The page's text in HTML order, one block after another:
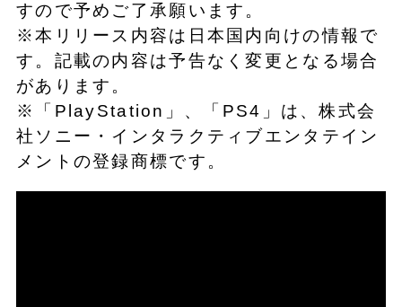
すので予めご了承願います。
※本リリース内容は日本国内向けの情報で
す。記載の内容は予告なく変更となる場合
があります。
※「PlayStation」、「PS4」は、株式会
社ソニー・インタラクティブエンタテイン
メントの登録商標です。